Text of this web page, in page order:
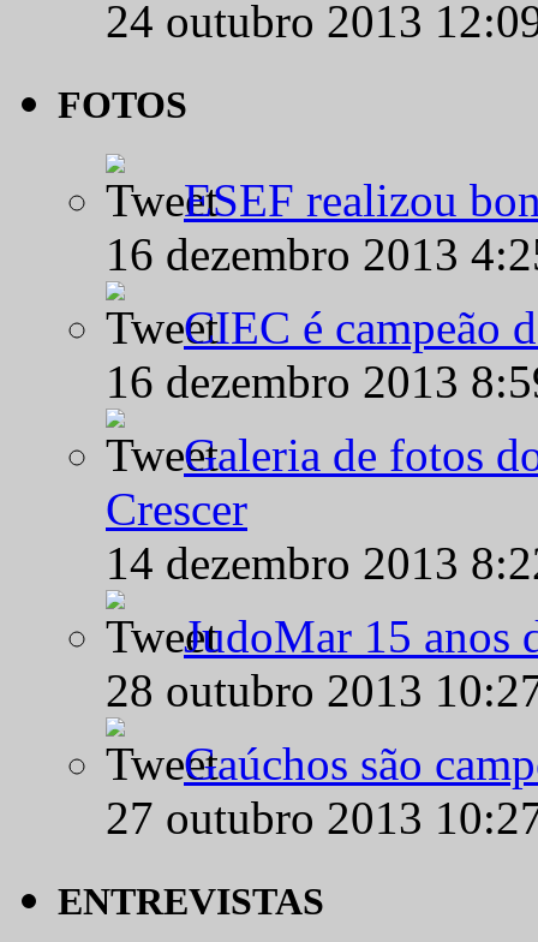
24 outubro 2013
FOTOS
ESEF realizou
16 dezembro 2013
CIEC é campeão
16 dezembro 2013
Galeria de fotos
Crescer
14 dezembro 2013
JudoMar 15 anos
28 outubro 2013
Gaúchos são
27 outubro 2013
ENTREVISTAS